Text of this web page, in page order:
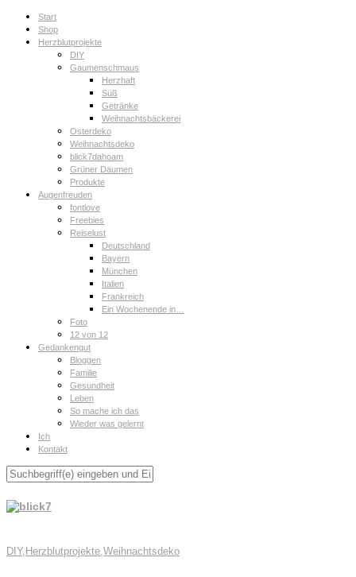
Start
Shop
Herzblutprojekte
DIY
Gaumenschmaus
Herzhaft
Süß
Getränke
Weihnachtsbäckerei
Osterdeko
Weihnachtsdeko
blick7dahoam
Grüner Daumen
Produkte
Augenfreuden
fontlove
Freebies
Reiselust
Deutschland
Bayern
München
Italien
Frankreich
Ein Wochenende in…
Foto
12 von 12
Gedankengut
Bloggen
Familie
Gesundheit
Leben
So mache ich das
Wieder was gelernt
Ich
Kontakt
DIY, Herzblutprojekte,Weihnachtsdeko